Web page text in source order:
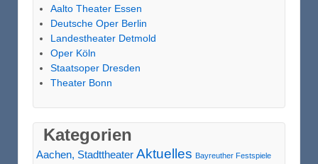
Aalto Theater Essen
Deutsche Oper Berlin
Landestheater Detmold
Oper Köln
Staatsoper Dresden
Theater Bonn
Kategorien
Aachen, Stadttheater Aktuelles Bayreuther Festspiele